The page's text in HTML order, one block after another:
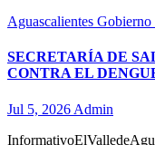
Aguascalientes Gobierno
SECRETARÍA DE
CONTRA EL
Jul 5, 2026 Admin